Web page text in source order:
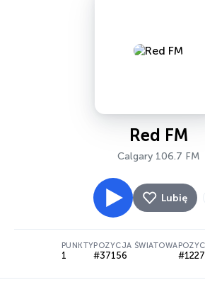
Red FM
Calgary 106.7 FM
Lubię
PUNKTY
1
POZYCJA ŚWIATOWA
#37156 #1227